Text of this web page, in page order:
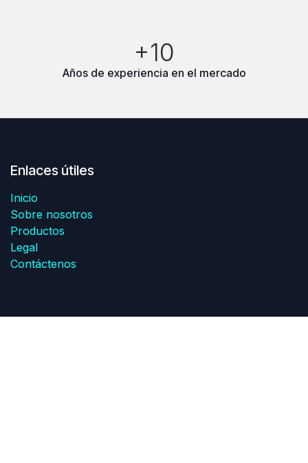
+10
Años de experiencia en el mercado
Enlaces útiles
Inicio
Sobre nosotros
Productos
Legal
Contáctenos